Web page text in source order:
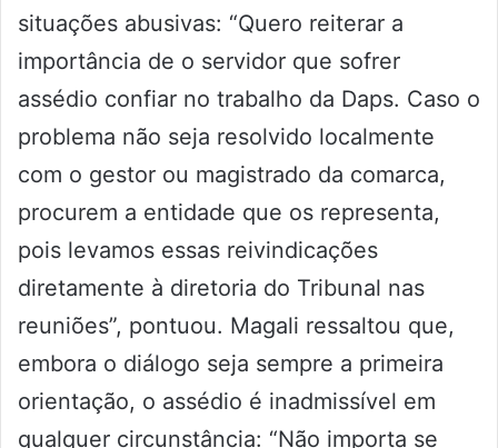
situações abusivas: “Quero reiterar a
importância de o servidor que sofrer
assédio confiar no trabalho da Daps. Caso o
problema não seja resolvido localmente
com o gestor ou magistrado da comarca,
procurem a entidade que os representa,
pois levamos essas reivindicações
diretamente à diretoria do Tribunal nas
reuniões”, pontuou. Magali ressaltou que,
embora o diálogo seja sempre a primeira
orientação, o assédio é inadmissível em
qualquer circunstância: “Não importa se